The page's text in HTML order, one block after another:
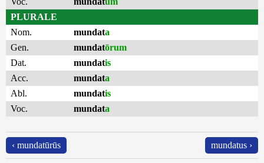
PLURALE
Nom.
mundata
Gen.
mundatōrum
Dat.
mundatis
Acc.
mundata
Abl.
mundatis
Voc.
mundata
‹ mundatūrūs mundatus ›